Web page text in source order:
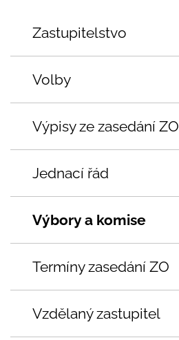
Zastupitelstvo
Volby
Výpisy ze zasedání ZO
Jednací řád
Výbory a komise
Termíny zasedání ZO
Vzdělaný zastupitel